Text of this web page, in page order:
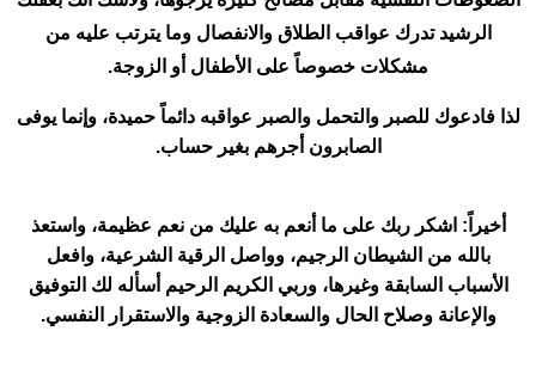
الرشيد تدرك عواقب الطلاق والانفصال وما يترتب عليه من
مشكلات خصوصاً على الأطفال أو الزوجة.
لذا فادعوك للصبر والتحمل والصبر عواقبه دائماً حميدة، وإنما يوفى
الصابرون أجرهم بغير حساب.
أخيراً: اشكر ربك على ما أنعم به عليك من نعم عظيمة، واستعذ
بالله من الشيطان الرجيم، وواصل الرقية الشرعية، وافعل
الأسباب السابقة وغيرها، وربي الكريم الرحيم أسأله لك التوفيق
والإعانة وصلاح الحال والسعادة الزوجية والاستقرار النفسي.